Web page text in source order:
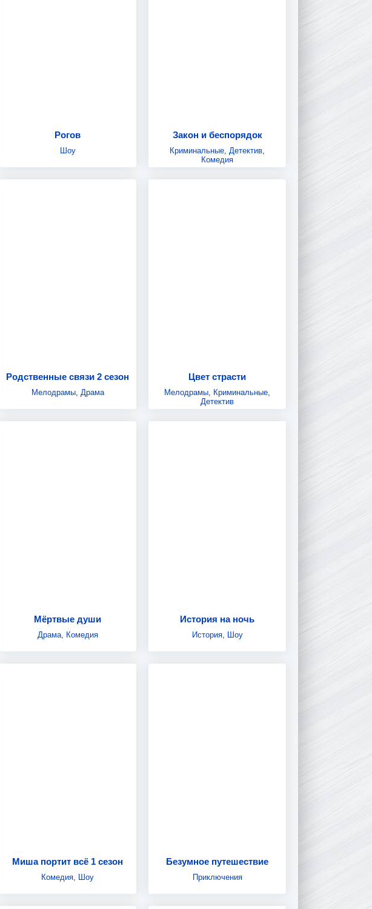
Рогов
Шоу
Закон и беспорядок
Криминальные Детектив
Комедия
Родственные связи 2 сезон
Мелодрамы, Драма
Цвет страсти
Мелодрамы, Криминальные,
Детектив
Мёртвые души
Драма, Комедия
История на ночь
История, Шоу
Миша портит всё 1 сезон
Комедия Шоу
Безумное путешествие
Приключения